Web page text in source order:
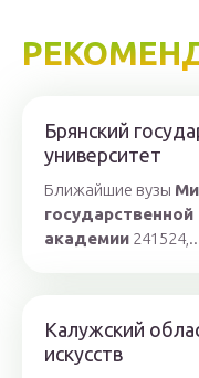
Брянский
университет
Ближайшие вузы
государственной
академии
Калужский
искусств